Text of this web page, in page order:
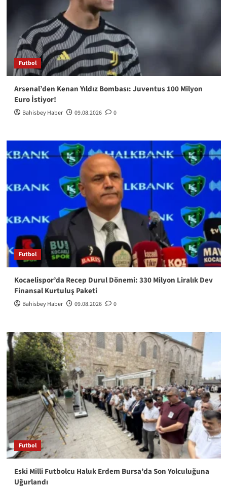
Futbol
Arsenal’den Kenan Yıldız Bombası: Juventus 100 Milyon
Euro İstiyor!
Bahisbey Haber 09.08.2026 0
Futbol
Kocaelispor’da Recep Durul Dönemi: 330 Milyon Liralık Dev
Finansal Kurtuluş Paketi
Bahisbey Haber 09.08.2026 0
Futbol
Eski Milli Futbolcu Haluk Erdem Bursa’da Son Yolculuğuna
Uğurlandı